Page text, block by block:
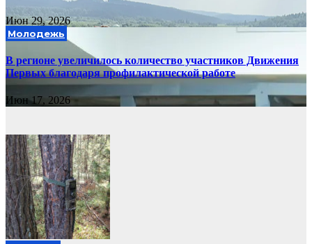
Июн 29, 2026
Молодежь
В регионе увеличилось количество участников Движения
Первых благодаря профилактической работе
Июн 17, 2026